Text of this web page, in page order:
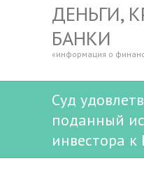
ДЕНЬГИ,
БАНКИ
«информация о
Суд
поданный
инвестора к